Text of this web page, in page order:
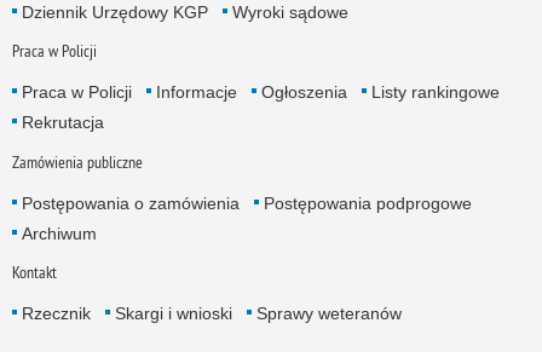
Dziennik Urzędowy KGP Wyroki sądowe
Praca w Policji
Praca w Policji Informacje Ogłoszenia
Listy rankingowe
Rekrutacja
Zamówienia publiczne
Postępowania o zamówienia
Postępowania podprogowe
Archiwum
Kontakt
Rzecznik Skargi i wnioski Sprawy weteranów